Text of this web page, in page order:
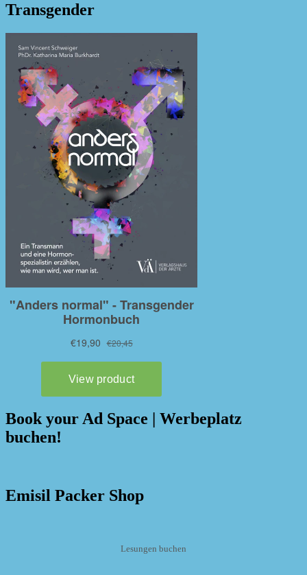
Transgender
Book your Ad Space | Werbeplatz
buchen!
Emisil Packer Shop
Lesungen buchen